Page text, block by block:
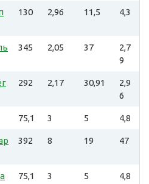
130 2,96 11,5 4,3
345 2,05 37
2,7
9
292 2,17 30,91
2,9
6
75,1 3 5 4,8
392 8 19 47
75,1 3 5 4,8